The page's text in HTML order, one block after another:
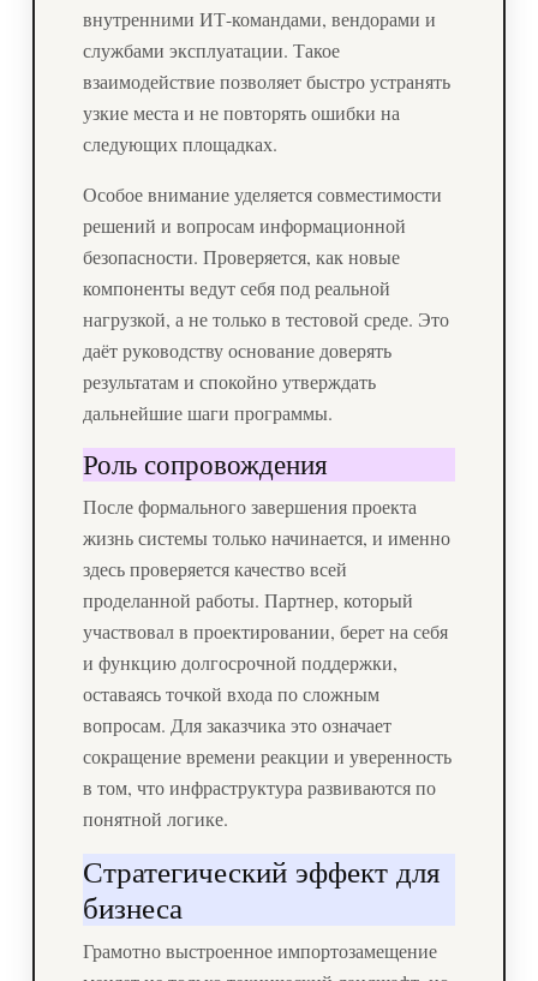
внутренними ИТ-командами, вендорами и
службами эксплуатации. Такое
взаимодействие позволяет быстро устранять
узкие места и не повторять ошибки на
следующих площадках.
Особое внимание уделяется совместимости
решений и вопросам информационной
безопасности. Проверяется, как новые
компоненты ведут себя под реальной
нагрузкой, а не только в тестовой среде. Это
даёт руководству основание доверять
результатам и спокойно утверждать
дальнейшие шаги программы.
Роль сопровождения
После формального завершения проекта
жизнь системы только начинается, и именно
здесь проверяется качество всей
проделанной работы. Партнер, который
участвовал в проектировании, берет на себя
и функцию долгосрочной поддержки,
оставаясь точкой входа по сложным
вопросам. Для заказчика это означает
сокращение времени реакции и уверенность
в том, что инфраструктура развиваются по
понятной логике.
Стратегический эффект для
бизнеса
Грамотно выстроенное импортозамещение